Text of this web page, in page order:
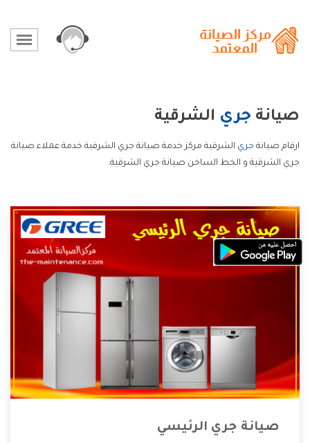
صيانة جري الشرقية
ارقام صيانة جري الشرقية مركز خدمة صيانة جري الشرقية خدمة عملاء صيانة
جري الشرقية و الخط الساخن صيانة جري الشرقية.
صيانة جري الرئيسي